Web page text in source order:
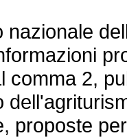
comma 2,
proposte